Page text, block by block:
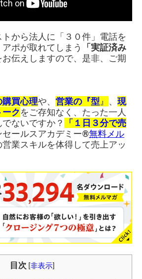
から法人に「３０件」電話を
ポが取れてしまう
「実証済み
お伝えしますので、是非、ご期
購買心理や、 営業の『型 』 、 現
クをご存知なく、たった一人
ないですか？
「１日３分で売
セールスアカデミー®︎無料メル
業スキルを体得して売上アッ
目次 [非表示]